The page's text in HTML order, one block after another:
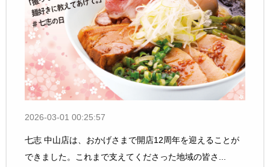
2026-03-01 00:25:57
七志 中山店は、おかげさまで開店12周年を迎えることが
できました。これまで支えてくださった地域の皆さ...